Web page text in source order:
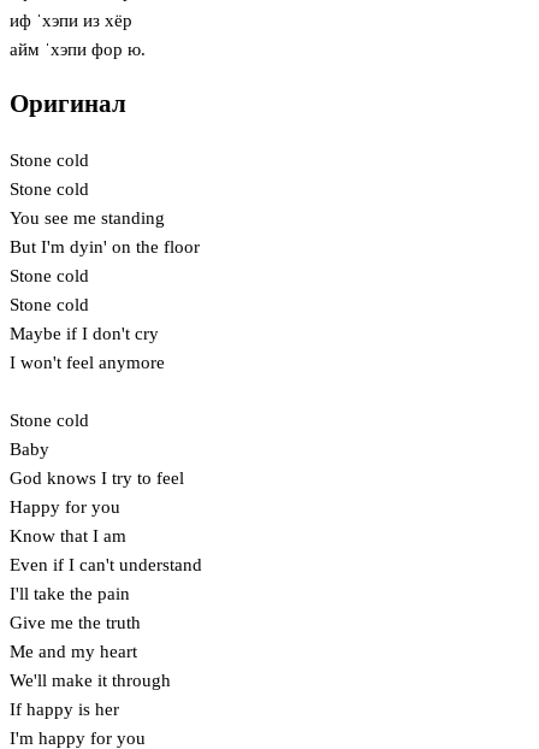
иф ˈхэпи из хёр
айм ˈхэпи фор ю.
Оригинал
Stone cold
Stone cold
You see me standing
But I'm dyin' on the floor
Stone cold
Stone cold
Maybe if I don't cry
I won't feel anymore
Stone cold
Baby
God knows I try to feel
Happy for you
Know that I am
Even if I can't understand
I'll take the pain
Give me the truth
Me and my heart
We'll make it through
If happy is her
I'm happy for you